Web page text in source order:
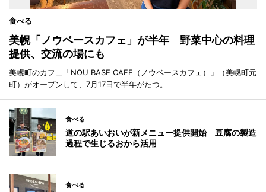
食べる
美幌「ノウベースカフェ」が半年 野菜中心の料理
提供、交流の場にも
美幌町のカフェ「NOU BASE CAFE（ノウベースカフェ）」（美幌町元
町）がオープンして、7月17日で半年がたつ。
食べる
道の駅あいおいが新メニュー提供開始 豆腐の製造
過程で生じるおから活用
食べる